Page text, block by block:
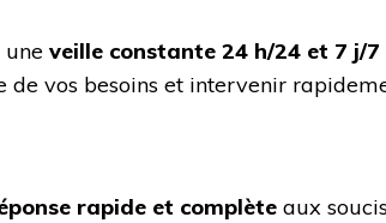
une veille constante 24 h/24 et 7 j/7
vos besoins et intervenir
rapide et complète aux